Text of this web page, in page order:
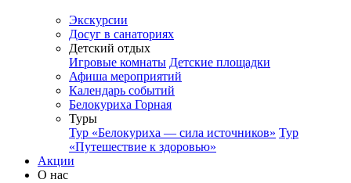
Экскурсии
Досуг в санаториях
Детский отдых
Игровые комнаты Детские площадки
Афиша мероприятий
Календарь событий
Белокуриха Горная
Туры
Тур «Белокуриха — сила источников» Тур
«Путешествие к здоровью»
Акции
О нас